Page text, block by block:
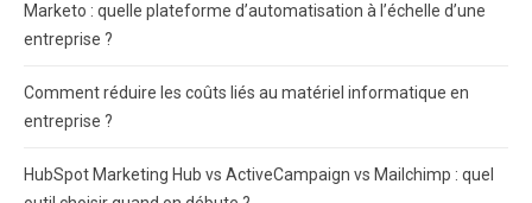
Marketo : quelle plateforme d’automatisation à l’échelle d’une
entreprise ?
Comment réduire les coûts liés au matériel informatique en
entreprise ?
HubSpot Marketing Hub vs ActiveCampaign vs Mailchimp : quel